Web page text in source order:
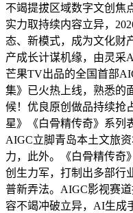
不竭提拔区域数字文创焦
实力取持续内容立异，
态、新模式，成为文化财
产成长计谋机缘，由灵采
芒果TV出品的全国首部
集》已火热上线，熟悉的
候！优良原创做品持续抢
星》《白骨精传奇》系列
AIGC立脚青岛本土文旅
力，此外。《白骨精传奇
创生力军，打制出多部行
普新弄法。AIGC影视赛
容不竭冲破立异，AI生成